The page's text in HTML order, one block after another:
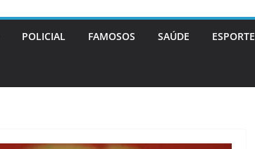
POLICIAL FAMOSOS SAÚDE ESPORTE